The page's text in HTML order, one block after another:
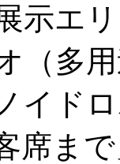
示エ
（多
イド
席ま